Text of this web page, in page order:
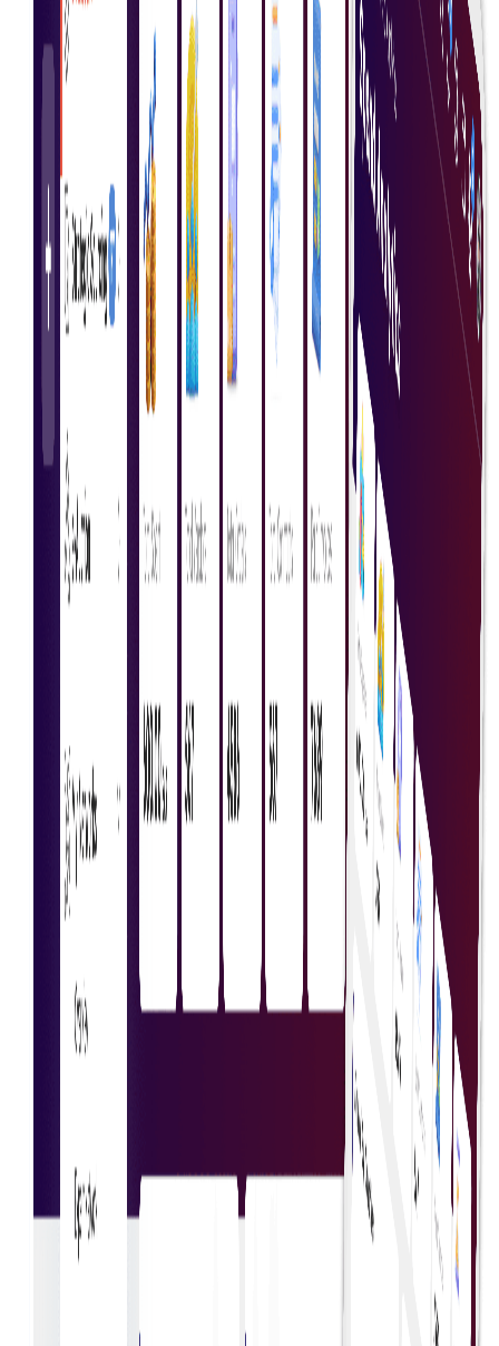
Aan de slag
Moderne en krachtige tool voor uitgavenanalyse
Bezoek de markt
Krijg diepgaand inzicht in uitgavenpatronen om
weloverwogen financiële beslissingen te nemen en
budgetten te optimaliseren.
Kostenanalyse